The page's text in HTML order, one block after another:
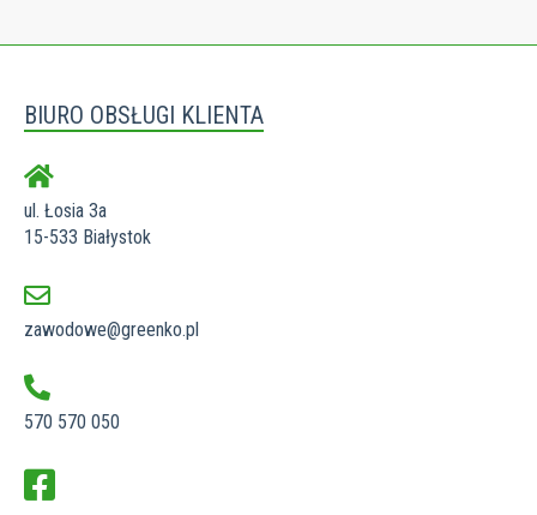
BIURO OBSŁUGI KLIENTA
ul. Łosia 3a
15-533 Białystok
zawodowe@greenko.pl
570 570 050